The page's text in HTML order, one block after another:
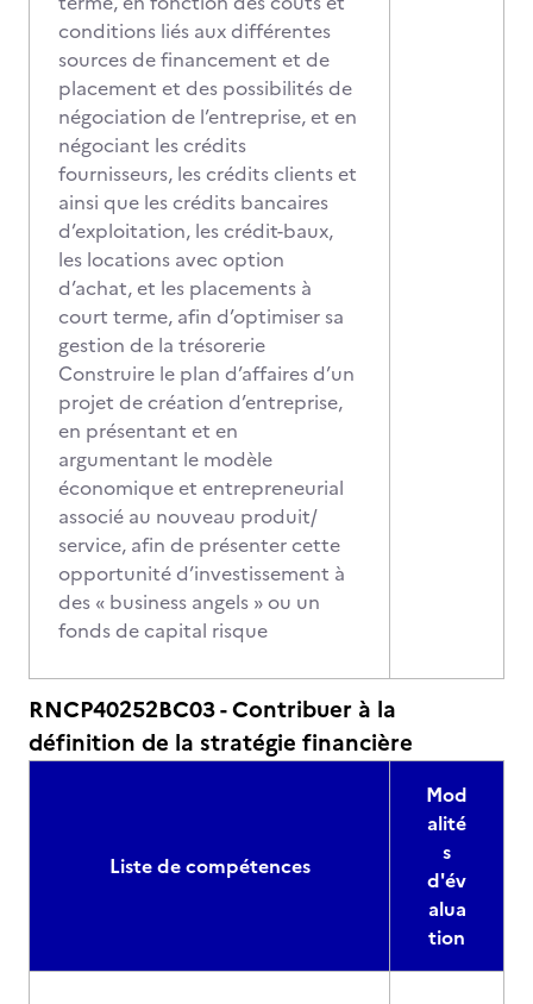
conditions liés aux différentes
sources de financement et de
placement et des possibilités de
négociation de l’entreprise, et en
négociant les crédits
fournisseurs, les crédits clients et
ainsi que les crédits bancaires
d’exploitation, les crédit-baux,
les locations avec option
d’achat, et les placements à
court terme, afin d’optimiser sa
gestion de la trésorerie
Construire le plan d’affaires d’un
projet de création d’entreprise,
en présentant et en
argumentant le modèle
économique et entrepreneurial
associé au nouveau produit/
service, afin de présenter cette
opportunité d’investissement à
des « business angels » ou un
fonds de capital risque
RNCP40252BC03 - Contribuer à la
définition de la stratégie financière
Liste de compétences
Mod
alité
s
d'év
alua
tion